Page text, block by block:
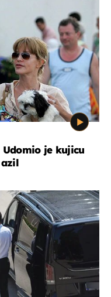
je kujicu